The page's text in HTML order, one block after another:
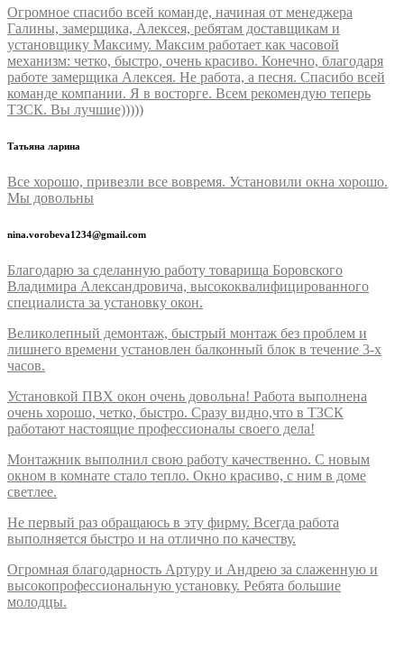
Огромное спасибо всей команде, начиная от менеджера
Галины, замерщика, Алексея, ребятам доставщикам и
установщику Максиму. Максим работает как часовой
механизм: четко, быстро, очень красиво. Конечно, благодаря
работе замерщика Алексея. Не работа, а песня. Спасибо всей
команде компании. Я в восторге. Всем рекомендую теперь
ТЗСК. Вы лучшие)))))
Татьяна ларина
Все хорошо, привезли все вовремя. Установили окна хорошо.
Мы довольны
nina.vorobeva1234@gmail.com
Благодарю за сделанную работу товарища Боровского
Владимира Александровича, высококвалифицированного
специалиста за установку окон.
Великолепный демонтаж, быстрый монтаж без проблем и
лишнего времени установлен балконный блок в течение 3-х
часов.
Установкой ПВХ окон очень довольна! Работа выполнена
очень хорошо, четко, быстро. Сразу видно,что в ТЗСК
работают настоящие профессионалы своего дела!
Монтажник выполнил свою работу качественно. С новым
окном в комнате стало тепло. Окно красиво, с ним в доме
светлее.
Не первый раз обращаюсь в эту фирму. Всегда работа
выполняется быстро и на отлично по качеству.
Огромная благодарность Артуру и Андрею за слаженную и
высокопрофессиональную установку. Ребята большие
молодцы.